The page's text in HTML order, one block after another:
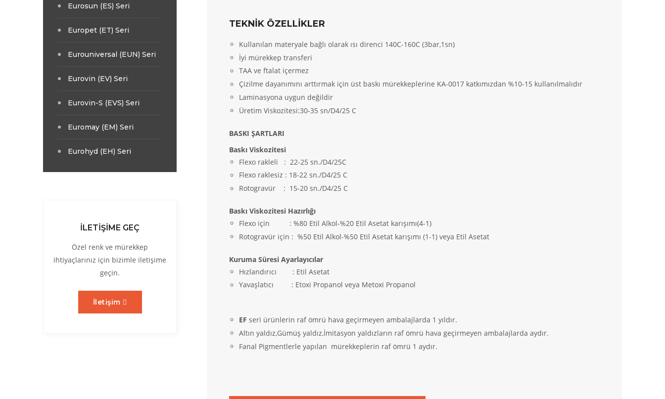
TEKNİK ÖZELLİKLER
Kullanılan materyale bağlı olarak ısı direnci 140C-160C (3bar,1sn)
İyi mürekkep transferi
TAA ve ftalat içermez
Çizilme dayanımını arttırmak için üst baskı mürekkeplerine KA-0017 katkımızdan %10-15 kullanılmalıdır
Laminasyona uygun değildir
Üretim Viskozitesi:30-35 sn/D4/25 C
BASKI ŞARTLARI
Baskı Viskozitesi
Flexo rakleli
: 22-25 sn./D4/25C
Flexo raklesiz : 18-22 sn./D4/25 C
Rotogravür
: 15-20 sn./D4/25 C
Baskı Viskozitesi Hazırlığı
Flexo için
: %80 Etil Alkol-%20 Etil Asetat karışımı(4-1)
Rotogravür için : %50 Etil Alkol-%50 Etil Asetat karışımı (1-1) veya Etil Asetat
Kuruma Süresi Ayarlayıcılar
Hızlandırıcı
: Etil Asetat
Yavaşlatıcı
: Etoxi Propanol veya Metoxi Propanol
EFseri ürünlerin raf ömrü hava geçirmeyen ambalajlarda 1 yıldır.
Altın yaldız,Gümüş yaldız,İmitasyon yaldızların raf ömrü hava geçirmeyen ambalajlarda aydır.
Fanal Pigmentlerle yapılan mürekkeplerin raf ömrü 1 aydır.
Eurosun (ES) Seri
Europet (ET) Seri
Eurouniversal (EUN) Seri
Eurovin (EV) Seri
Eurovin-S (EVS) Seri
Euromay (EM) Seri
Eurohyd (EH) Seri
İLETİŞİME GEÇ
Özel renk ve mürekkep
ihtiyaçlarınız için bizimle iletişime
geçin.
İletişim